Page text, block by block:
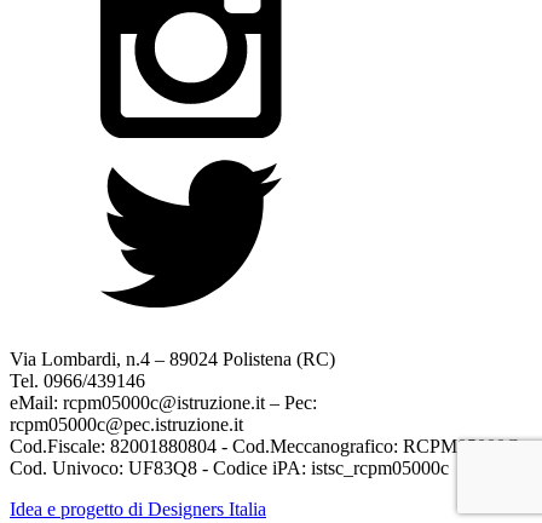
Via Lombardi, n.4 – 89024 Polistena (RC)
Tel. 0966/439146
eMail: rcpm05000c@istruzione.it – Pec:
rcpm05000c@pec.istruzione.it
Cod.Fiscale: 82001880804 - Cod.Meccanografico: RCPM05000C
Cod. Univoco: UF83Q8 - Codice iPA: istsc_rcpm05000c
Idea e progetto di Designers Italia